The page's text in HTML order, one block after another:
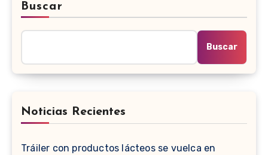
Buscar
Buscar
Noticias Recientes
Tráiler con productos lácteos se vuelca en